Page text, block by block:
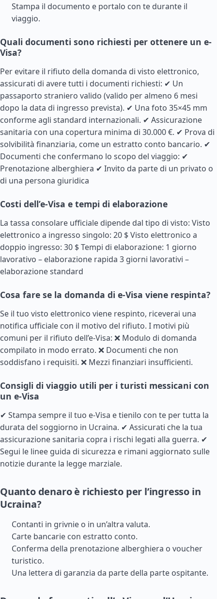
Stampa il documento e portalo con te durante il
viaggio.
Quali documenti sono richiesti per ottenere un e-
Visa?
Per evitare il rifiuto della domanda di visto elettronico,
assicurati di avere tutti i documenti richiesti: ✔ Un
passaporto straniero valido (valido per almeno 6 mesi
dopo la data di ingresso prevista). ✔ Una foto 35×45 mm
conforme agli standard internazionali. ✔ Assicurazione
sanitaria con una copertura minima di 30.000 €. ✔ Prova di
solvibilità finanziaria, come un estratto conto bancario. ✔
Documenti che confermano lo scopo del viaggio: ✔
Prenotazione alberghiera ✔ Invito da parte di un privato o
di una persona giuridica
Costi dell’e-Visa e tempi di elaborazione
La tassa consolare ufficiale dipende dal tipo di visto: Visto
elettronico a ingresso singolo: 20 $ Visto elettronico a
doppio ingresso: 30 $ Tempi di elaborazione: 1 giorno
lavorativo – elaborazione rapida 3 giorni lavorativi –
elaborazione standard
Cosa fare se la domanda di e-Visa viene respinta?
Se il tuo visto elettronico viene respinto, riceverai una
notifica ufficiale con il motivo del rifiuto. I motivi più
comuni per il rifiuto dell’e-Visa: ❌ Modulo di domanda
compilato in modo errato. ❌ Documenti che non
soddisfano i requisiti. ❌ Mezzi finanziari insufficienti.
Consigli di viaggio utili per i turisti messicani con
un e-Visa
✔ Stampa sempre il tuo e-Visa e tienilo con te per tutta la
durata del soggiorno in Ucraina. ✔ Assicurati che la tua
assicurazione sanitaria copra i rischi legati alla guerra. ✔
Segui le linee guida di sicurezza e rimani aggiornato sulle
notizie durante la legge marziale.
Quanto denaro è richiesto per l’ingresso in
Ucraina?
Contanti in grivnie o in un’altra valuta.
Carte bancarie con estratto conto.
Conferma della prenotazione alberghiera o voucher
turistico.
Una lettera di garanzia da parte della parte ospitante.